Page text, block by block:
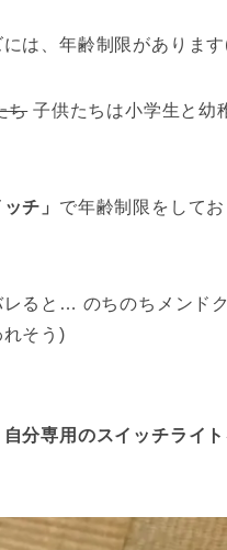
は、年齢制限がありま
ち子供たちは小学生と幼
チ」 で年齢制限をして
ると… のちのちメンド
れそう)
分専用のスイッチライト